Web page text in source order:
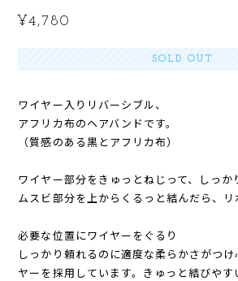
¥4,780
SOLD OUT
ワイヤー入りリバーシブル、
アフリカ布のヘアバンドです。
（質感のある黒とアフリカ布）
ワイヤー部分をきゅっとねじって、しっか
ムスビ部分を上からくるっと結んだら、
必要な位置にワイヤーをぐるり
しっかり頼れるのに適度な柔らかさがつ
ヤーを採用しています。きゅっと結びや